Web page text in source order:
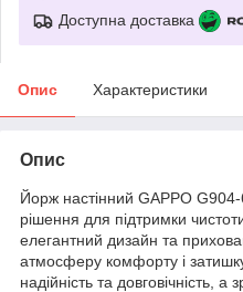
Доступна доставка
Опис Характеристики
Опис
Йорж настінний GAPPO
рішення для підтримки
елегантний дизайн та
атмосферу комфорту і
надійність та довговічність, а